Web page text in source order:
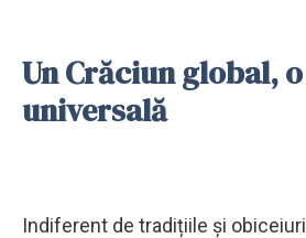
Un Crăciun global,
universală
Indiferent de tradițiile și